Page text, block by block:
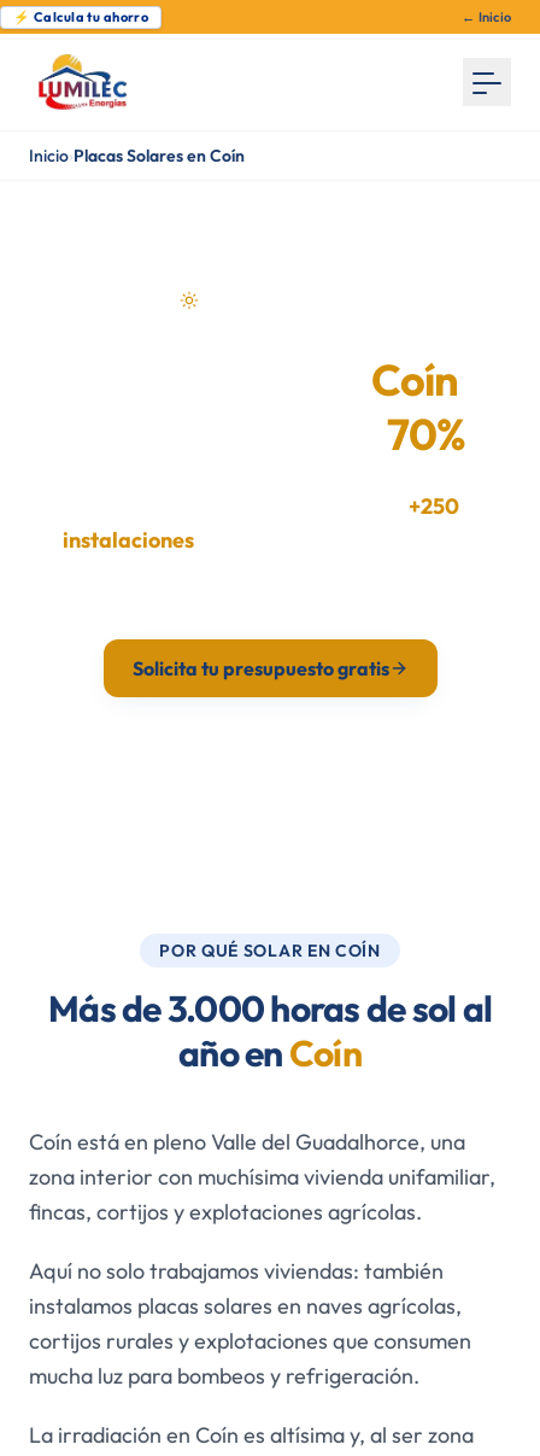
⚡ Calcula tu ahorro ← Inicio
Inicio›Placas Solares en Coín
Coín
70%
+250
instalacionesen Málaga. Estudio gratuito y
Solicita tu presupuesto gratis
POR QUÉ SOLAR EN COÍN
Más de 3.000 horas de sol al
año enCoín
Coín está en pleno Valle del Guadalhorce, una
zona interior con muchísima vivienda unifamiliar,
fincas, cortijos y explotaciones agrícolas.
Aquí no solo trabajamos viviendas: también
instalamos placas solares en naves agrícolas,
cortijos rurales y explotaciones que consumen
mucha luz para bombeos y refrigeración.
La irradiación en Coín es altísima y, al ser zona